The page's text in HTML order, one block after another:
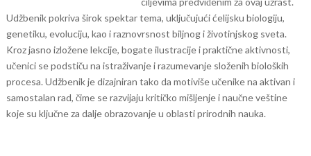
Udžbenik pokriva širok spektar tema, uključujući ćelijsku biologiju,
genetiku, evoluciju, kao i raznovrsnost biljnog i životinjskog sveta.
Kroz jasno izložene lekcije, bogate ilustracije i praktične aktivnosti,
učenici se podstiču na istraživanje i razumevanje složenih bioloških
procesa. Udžbenik je dizajniran tako da motiviše učenike na aktivan i
samostalan rad, čime se razvijaju kritičko mišljenje i naučne veštine
koje su ključne za dalje obrazovanje u oblasti prirodnih nauka.